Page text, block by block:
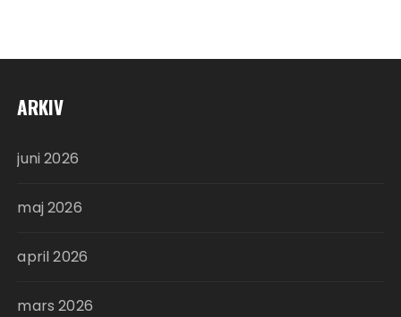
ARKIV
juni 2026
maj 2026
april 2026
mars 2026